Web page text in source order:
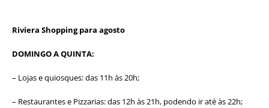
Riviera Shopping para agosto
DOMINGO A QUINTA:
– Lojas e quiosques: das 11h às 20h;
– Restaurantes e Pizzarias: das 12h às 21h, podendo ir até às 22h;